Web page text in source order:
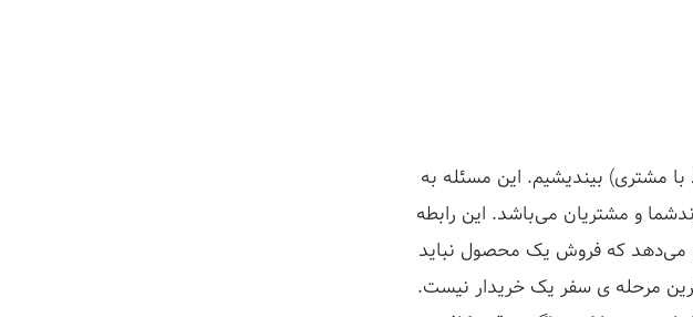
با مشتری) بیندیشیم. این مسئله به
و مشتریان می‌باشد. این رابطه
می‌دهد که فروش یک محصول نباید
مرحله ی سفر یک خریدار نیست.